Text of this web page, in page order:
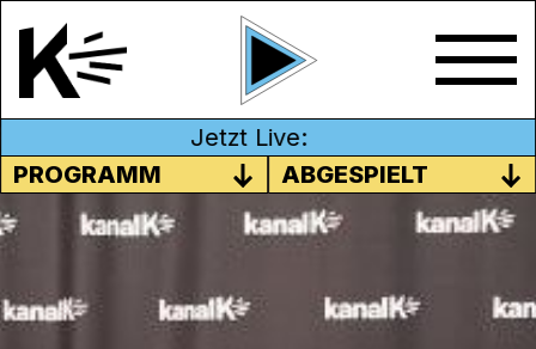
Jetzt Live:
PROGRAMM
ABGESPIELT
PRIMARSCHULE ZOFINGEN
Im Herbst 2025 entstand in der